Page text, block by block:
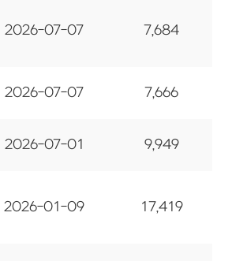
2026-07-07 7,684
2026-07-07 7,666
2026-07-01 9,949
2026-01-09 17,419